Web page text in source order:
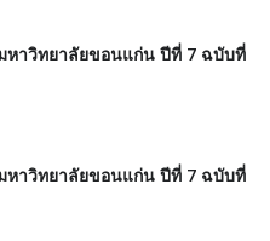
หาวิทยาลัยขอนแก่น ปีที่ 7 ฉบับที่
หาวิทยาลัยขอนแก่น ปีที่ 7 ฉบับที่